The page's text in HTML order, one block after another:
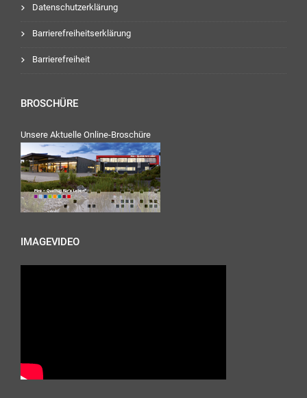
Datenschutzerklärung
Barrierefreiheitserklärung
Barrierefreiheit
BROSCHÜRE
Unsere Aktuelle Online-Broschüre
IMAGEVIDEO